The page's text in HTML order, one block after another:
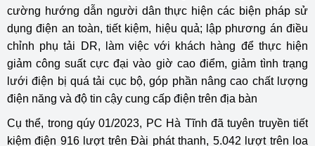
cường hướng dẫn người dân thực hiện các biện pháp sử
dụng điện an toàn, tiết kiệm, hiệu quả; lập phương án điều
chỉnh phụ tải DR, làm việc với khách hàng để thực hiện
giảm công suất cực đại vào giờ cao điểm, giảm tình trạng
lưới điện bị quá tải cục bộ, góp phần nâng cao chất lượng
điện năng và độ tin cậy cung cấp điện trên địa bàn
Cụ thể, trong qúy 01/2023, PC Hà Tĩnh đã tuyên truyền tiết
kiệm điện 916 lượt trên Đài phát thanh, 5.042 lượt trên loa